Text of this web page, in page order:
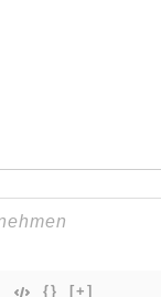
{} [+]